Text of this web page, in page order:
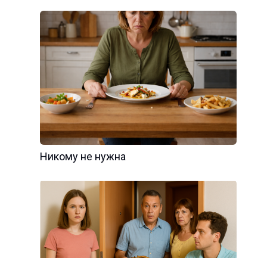
Никому не нужна